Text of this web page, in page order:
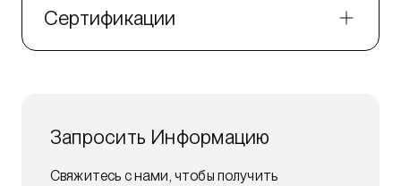
Сертификации
Запросить Информацию
Свяжитесь с нами, чтобы получить